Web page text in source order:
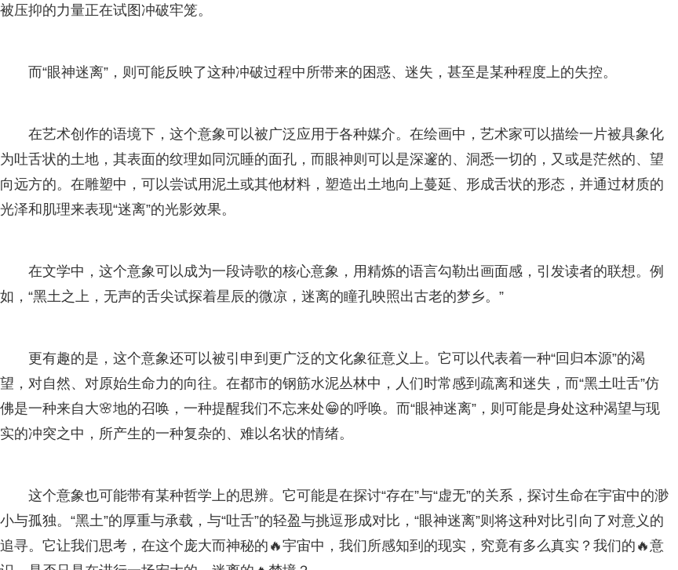
被压抑的力量正在试图冲破牢笼。
而“眼神迷离”，则可能反映了这种冲破过程中所带来的困惑、迷失，甚至是某种程度上的失控。
在艺术创作的语境下，这个意象可以被广泛应用于各种媒介。在绘画中，艺术家可以描绘一片被具象化
为吐舌状的土地，其表面的纹理如同沉睡的面孔，而眼神则可以是深邃的、洞悉一切的，又或是茫然的、望
向远方的。在雕塑中，可以尝试用泥土或其他材料，塑造出土地向上蔓延、形成舌状的形态，并通过材质的
光泽和肌理来表现“迷离”的光影效果。
在文学中，这个意象可以成为一段诗歌的核心意象，用精炼的语言勾勒出画面感，引发读者的联想。例
如，“黑土之上，无声的舌尖试探着星辰的微凉，迷离的瞳孔映照出古老的梦乡。”
更有趣的是，这个意象还可以被引申到更广泛的文化象征意义上。它可以代表着一种“回归本源”的渴
望，对自然、对原始生命力的向往。在都市的钢筋水泥丛林中，人们时常感到疏离和迷失，而“黑土吐舌”仿
佛是一种来自大🌸地的召唤，一种提醒我们不忘来处😁的呼唤。而“眼神迷离”，则可能是身处这种渴望与现
实的冲突之中，所产生的一种复杂的、难以名状的情绪。
这个意象也可能带有某种哲学上的思辨。它可能是在探讨“存在”与“虚无”的关系，探讨生命在宇宙中的渺
小与孤独。“黑土”的厚重与承载，与“吐舌”的轻盈与挑逗形成对比，“眼神迷离”则将这种对比引向了对意义的
追寻。它让我们思考，在这个庞大而神秘的🔥宇宙中，我们所感知到的现实，究竟有多么真实？我们的🔥意